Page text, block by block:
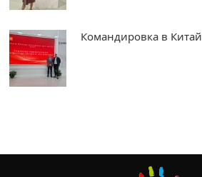
Командировка в Китай